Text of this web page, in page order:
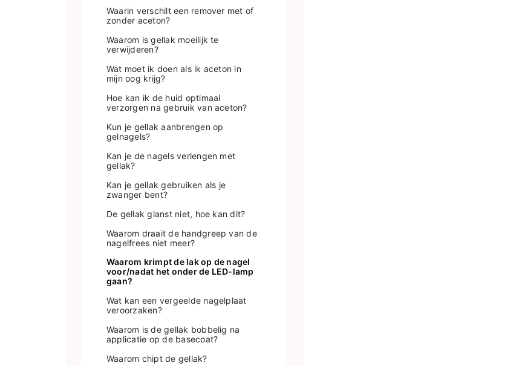
Waarin verschilt een remover met of
zonder aceton?
Waarom is gellak moeilijk te
verwijderen?
Wat moet ik doen als ik aceton in
mijn oog krijg?
Hoe kan ik de huid optimaal
verzorgen na gebruik van aceton?
Kun je gellak aanbrengen op
gelnagels?
Kan je de nagels verlengen met
gellak?
Kan je gellak gebruiken als je
zwanger bent?
De gellak glanst niet, hoe kan dit?
Waarom draait de handgreep van de
nagelfrees niet meer?
Waarom krimpt de lak op de nagel
voor/nadat het onder de LED-lamp
gaan?
Wat kan een vergeelde nagelplaat
veroorzaken?
Waarom is de gellak bobbelig na
applicatie op de basecoat?
Waarom chipt de gellak?